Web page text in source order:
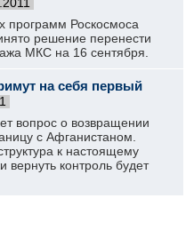
программ Роскосмоса
решение перенести
МКС на 16 сентября.
на себя первый
вопрос о возвращении
с Афганистаном.
к настоящему
вернуть контроль будет